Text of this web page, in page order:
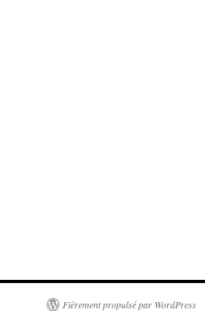
Fièrement propulsé par WordPress